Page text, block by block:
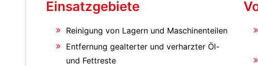
Einsatzgebiete
Reinigung von Lagern und Maschinenteilen
Entfernung gealterter und verharzter Öl-
und Fettreste